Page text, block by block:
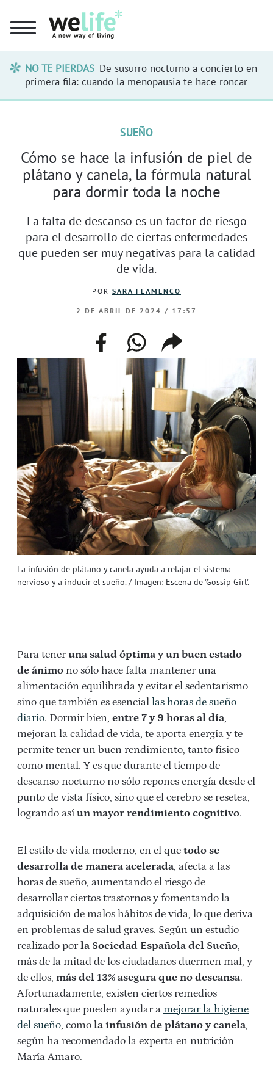
NO TE PIERDAS De susurro nocturno a concierto en
primera fila: cuando la menopausia te hace roncar
La infusión de plátano y canela ayuda a relajar el sistema
nervioso y a inducir el sueño. / Imagen: Escena de 'Gossip Girl'.
SUEÑO
Cómo se hace la infusión de piel de
plátano y canela, la fórmula natural
para dormir toda la noche
La falta de descanso es un factor de riesgo
para el desarrollo de ciertas enfermedades
que pueden ser muy negativas para la calidad
de vida.
POR SARA FLAMENCO
2 DE ABRIL DE 2024 / 17:57
facebookwhatsappcompartir
enlace
Para teneruna salud óptima y un buen estado
de ánimo no sólo hace falta mantener una
alimentación equilibrada y evitar el sedentarismo
sino que también es esencial las horas de sueño
diario. Dormir bien, entre 7 y 9 horas al día,
mejoran la calidad de vida, te aporta energía y te
permite tener un buen rendimiento, tanto físico
como mental. Y es que durante el tiempo de
descanso nocturno no sólo repones energía desde el
punto de vista físico, sino que el cerebro se resetea,
logrando así un mayor rendimiento cognitivo.
El estilo de vida moderno, en el que todo se
desarrolla de manera acelerada, afecta a las
horas de sueño, aumentando el riesgo de
desarrollar ciertos trastornos y fomentando la
adquisición de malos hábitos de vida, lo que deriva
en problemas de salud graves. Según un estudio
realizado porla Sociedad Española del Sueño,
más de la mitad de los ciudadanos duermen mal, y
de ellos, más del 13% asegura que no descansa.
Afortunadamente, existen ciertos remedios
naturales que pueden ayudar a mejorar la higiene
del sueño, como la infusión de plátano y canela,
según ha recomendado la experta en nutrición
María Amaro.